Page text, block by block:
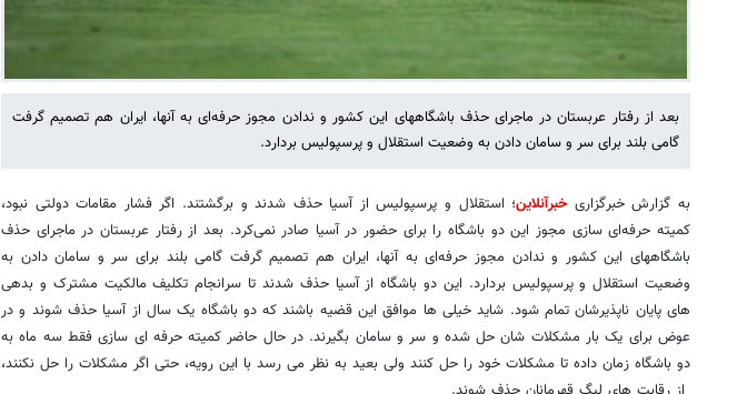
بعد از رفتار عربستان در ماجرای حذف باشگاههای این کشور و ندادن مجوز حرفه‌ای به آنها، ایران هم تصمیم گرفت
گامی بلند برای سر و سامان دادن به وضعیت استقلال و پرسپولیس بردارد.
به گزارش خبرگزاریخبرآنلاین؛ استقلال و پرسپولیس از آسیا حذف شدند و برگشتند. اگر فشار مقامات دولتی نبود،
کمیته حرفه‌ای سازی مجوز این دو باشگاه را برای حضور در آسیا صادر نمی‌کرد. بعد از رفتار عربستان در ماجرای حذف
باشگاههای این کشور و ندادن مجوز حرفه‌ای به آنها، ایران هم تصمیم گرفت گامی بلند برای سر و سامان دادن به
وضعیت استقلال و پرسپولیس بردارد. این دو باشگاه از آسیا حذف شدند تا سرانجام تکلیف مالکیت مشترک و بدهی
های پایان ناپذیرشان تمام شود. شاید خیلی ها موافق این قضیه باشند که دو باشگاه یک سال از آسیا حذف شوند و در
عوض برای یک بار مشکلات شان حل شده و سر و سامان بگیرند. در حال حاضر کمیته حرفه ای سازی فقط سه ماه به
دو باشگاه زمان داده تا مشکلات خود را حل کنند ولی بعید به نظر می رسد با این رویه، حتی اگر مشکلات را حل نکنند،